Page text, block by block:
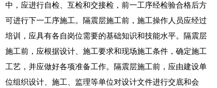
中，应进行自检、互检和交接检，前一工序经检验合格后方
可进行下一工序施工。隔震层施工前，施工操作人员应经过
培训，应具有各自岗位需要的基础知识和技能水平。隔震层
施工前，应根据设计、施工要求和现场施工条件，确定施工
工艺，并应做好各项准备工作。隔震层施工前，应由建设单
位组织设计、施工、监理等单位对设计文件进行交底和会